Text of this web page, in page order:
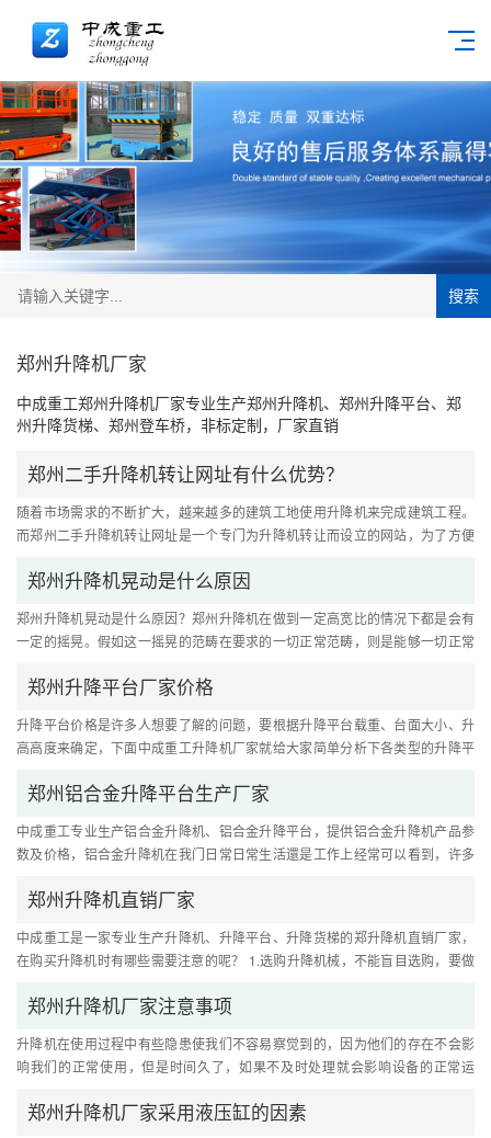
搜索
郑州升降机厂家
中成重工郑州升降机厂家专业生产郑州升降机、郑州升降平台、郑
州升降货梯、郑州登车桥，非标定制，厂家直销
郑州二手升降机转让网址有什么优势？
随着市场需求的不断扩大，越来越多的建筑工地使用升降机来完成建筑工程。
而郑州二手升降机转让网址是一个专门为升降机转让而设立的网站，为了方便
郑州升降机晃动是什么原因
郑州升降机晃动是什么原因？郑州升降机在做到一定高宽比的情况下都是会有
一定的摇晃。假如这一摇晃的范畴在要求的一切正常范畴，则是能够一切正常
郑州升降平台厂家价格
升降平台价格是许多人想要了解的问题，要根据升降平台载重、台面大小、升
高高度来确定，下面中成重工升降机厂家就给大家简单分析下各类型的升降平
郑州铝合金升降平台生产厂家
中成重工专业生产铝合金升降机、铝合金升降平台，提供铝合金升降机产品参
数及价格，铝合金升降机在我门日常日常生活還是工作上经常可以看到，许多
郑州升降机直销厂家
中成重工是一家专业生产升降机、升降平台、升降货梯的郑升降机直销厂家，
在购买升降机时有哪些需要注意的呢？ 1.选购升降机械，不能盲目选购，要做
郑州升降机厂家注意事项
升降机在使用过程中有些隐患使我们不容易察觉到的，因为他们的存在不会影
响我们的正常使用，但是时间久了，如果不及时处理就会影响设备的正常运
郑州升降机厂家采用液压缸的因素